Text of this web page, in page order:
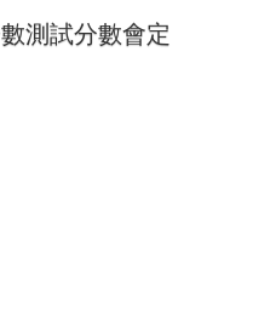
測試分數會定